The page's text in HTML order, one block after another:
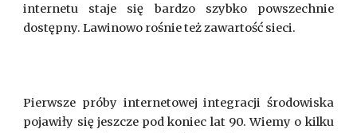
internetu staje się bardzo szybko powszechnie
dostępny. Lawinowo rośnie też zawartość sieci.
Pierwsze próby internetowej integracji środowiska
pojawiły się jeszcze pod koniec lat 90. Wiemy o kilku